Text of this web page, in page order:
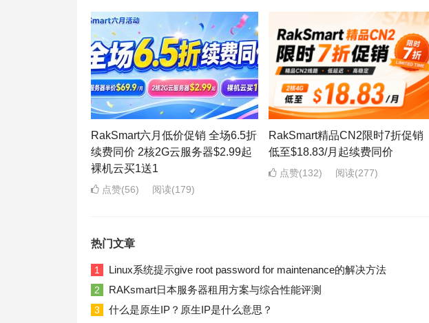
RakSmart六月低价促销 全场6.5折
续费同价 2核2G云服务器$2.99起
裸机云买1送1
点赞(56) 阅读(179)
RakSmart精品CN2限时7折促销
低至$18.83/月起续费同价
点赞(132) 阅读(277)
热门文章
1 Linux系统提示give root password for maintenance的解决方法
2 RAKsmart日本服务器租用方案与综合性能评测
3 什么是原生IP？原生IP是什么意思？